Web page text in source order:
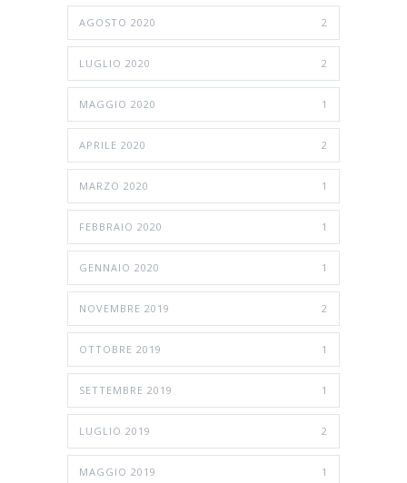
AGOSTO 2020 2
LUGLIO 2020 2
MAGGIO 2020 1
APRILE 2020 2
MARZO 2020 1
FEBBRAIO 2020 1
GENNAIO 2020 1
NOVEMBRE 2019 2
OTTOBRE 2019 1
SETTEMBRE 2019 1
LUGLIO 2019 2
MAGGIO 2019 1